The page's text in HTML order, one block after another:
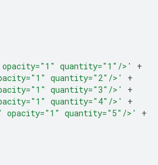
opacity="1" quantity="1"/>'
+
quantity="2"/>'
+
quantity="3"/>'
+
quantity="4"/>'
+
opacity="1" quantity="5"/>'
+